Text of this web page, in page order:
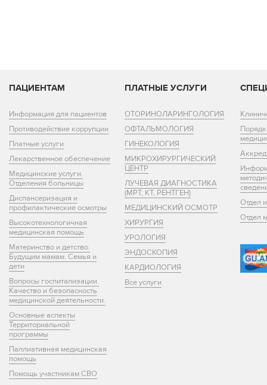
ПАЦИЕНТАМ
Информация для пациентов
Противодействие коррупции
Платные услуги
Лекарственное обеспечение
Медицинские услуги.
Отделения больницы
Диспансеризация и
профилактические осмотры
Высокотехнологичная
медицинская помощь
Материнство и детство.
Будущим мамам. Семья и
дети
Вопросы госпитализации.
Качество и безопасность
медицинской деятельности.
Основные аспекты
Территориальной
программы
Паллиативная медицинская
помощь
Помощь участникам СВО
ПЛАТНЫЕ УСЛУГИ
ОТОРИНОЛАРИНГОЛОГИЯ
ОФТАЛЬМОЛОГИЯ
ГИНЕКОЛОГИЯ
МИКРОХИРУРГИЧЕСКИЙ
ЦЕНТР
ЛУЧЕВАЯ ДИАГНОСТИКА
(МРТ, КТ, РЕНТГЕН)
МЕДИЦИНСКИЙ ОСМОТР
ХИРУРГИЯ
УРОЛОГИЯ
ЭНДОСКОПИЯ
КАРДИОЛОГИЯ
Все услуги
Отдел
Отдел